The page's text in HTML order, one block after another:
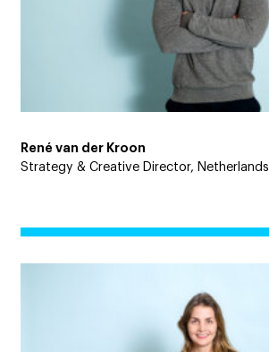
René van der Kroon
Strategy & Creative Director, Netherlands